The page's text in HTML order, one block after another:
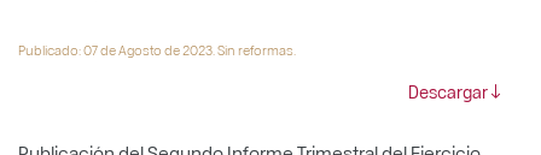
Publicado: 07 de Agosto de 2023. Sin reformas.
Descargar